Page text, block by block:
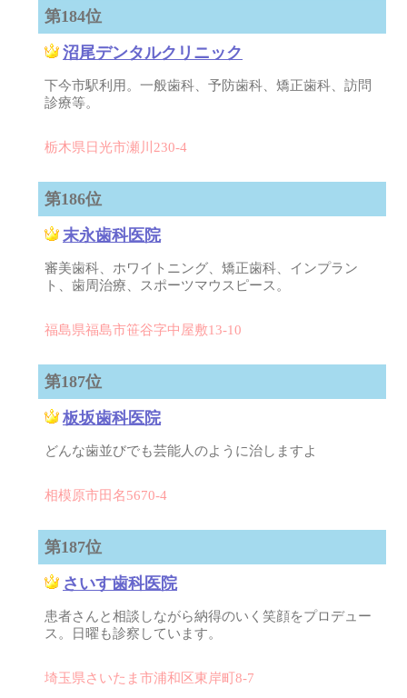
第184位
沼尾デンタルクリニック
下今市駅利用。一般歯科、予防歯科、矯正歯科、訪問
診療等。
栃木県日光市瀬川230-4
第186位
末永歯科医院
審美歯科、ホワイトニング、矯正歯科、インプラン
ト、歯周治療、スポーツマウスピース。
福島県福島市笹谷字中屋敷13-10
第187位
板坂歯科医院
どんな歯並びでも芸能人のように治しますよ
相模原市田名5670-4
第187位
さいす歯科医院
患者さんと相談しながら納得のいく笑顔をプロデュー
ス。日曜も診察しています。
埼玉県さいたま市浦和区東岸町8-7